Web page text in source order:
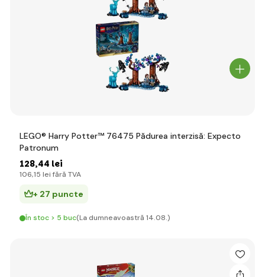
LEGO® Harry Potter™ 76475 Pădurea interzisă: Expecto
Patronum
128,44 lei
106,15 lei fără TVA
+ 27 puncte
În stoc > 5 buc(La dumneavoastră 14.08.)